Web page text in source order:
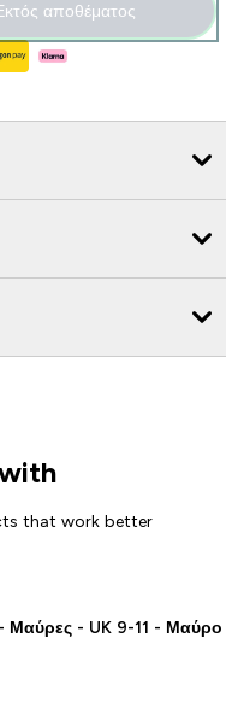
αποθέματος
that work better
Μαύρες - UK 9-11 - Μαύρο